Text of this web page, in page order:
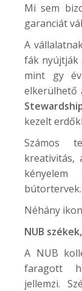
Mi sem
garanciát
A
fák nyújtják
mint gy
elkerülhető
kezelt
Számos
kreativitás,
bútortervek.
Néhány
NUB
A NUB
faragott
jellemzi.